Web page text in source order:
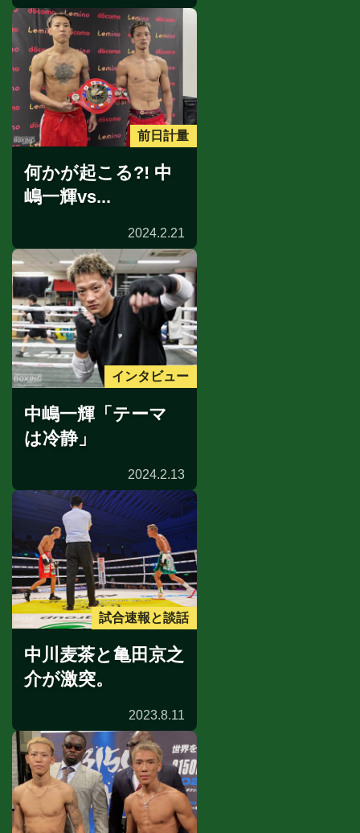
前日計量
何かが起こる?! 中
嶋一輝vs...
2024.2.21
インタビュー
中嶋一輝「テーマ
は冷静」
2024.2.13
試合速報と談話
中川麦茶と亀田京之
介が激突。
2023.8.11